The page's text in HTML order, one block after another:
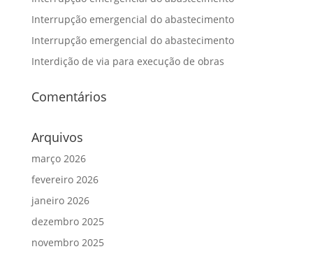
Interrupção emergencial do abastecimento
Interrupção emergencial do abastecimento
Interdição de via para execução de obras
Comentários
Arquivos
março 2026
fevereiro 2026
janeiro 2026
dezembro 2025
novembro 2025